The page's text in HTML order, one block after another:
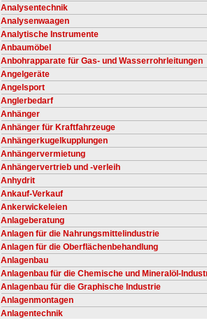
Analysentechnik
Analysenwaagen
Analytische Instrumente
Anbaumöbel
Anbohrapparate für Gas- und Wasserrohrleitungen
Angelgeräte
Angelsport
Anglerbedarf
Anhänger
Anhänger für Kraftfahrzeuge
Anhängerkugelkupplungen
Anhängervermietung
Anhängervertrieb und -verleih
Anhydrit
Ankauf-Verkauf
Ankerwickeleien
Anlageberatung
Anlagen für die Nahrungsmittelindustrie
Anlagen für die Oberflächenbehandlung
Anlagenbau
Anlagenbau für die Chemische und Mineralöl-
Anlagenbau für die Graphische Industrie
Anlagenmontagen
Anlagentechnik